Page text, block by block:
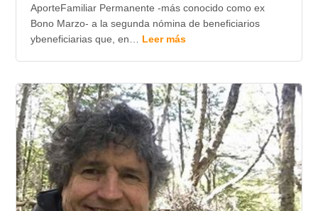
AporteFamiliar Permanente -más conocido como ex
Bono Marzo- a la segunda nómina de beneficiarios
ybeneficiarias que, en… Leer más